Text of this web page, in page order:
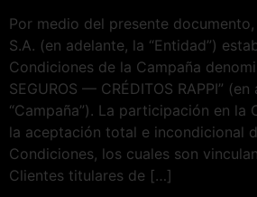
Por medio del presente
S.A. (en adelante, la “Entidad”)
Condiciones de la Campaña
SEGUROS — CRÉDITOS RAPPI”
“Campaña”). La participación en la
la aceptación total e incondicional
Condiciones, los cuales son
Clientes titulares de […]